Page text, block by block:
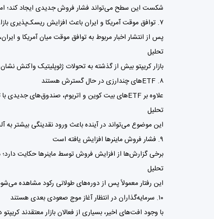
شکست این سطح می‌تواند فشار فروش جدیدی ایجاد کند؛
۷. توافق موقت آمریکا و ایران باعث افزایش ریسک‌پذیری بازارها شد
پس از انتشار اخبار مربوط به توافق موقت میان آمریکا و ایران، بیت کوین توانست تا نزدیکی
تحلیل
بازار کریپتو بیش از گذشته به تحولات ژئوپلیتیک واکنش
۸. ETFهای چندارزی در حال گسترش هستند
علاوه بر ETFهای بیت کوین و اتریوم، صندوق‌های جدیدی با تمرکز بر سبدی از ارزهای دیجیتال در حال جذب سرمایه هستند.
تحلیل
این موضوع می‌تواند در آینده باعث ورود نقدینگی بیشتر به
۹. فشار فروش ماینرها افزایش یافته است
برخی گزارش‌ها از افزایش فروش توسط ماینرها حکایت
تحلیل
این رفتار معمولاً پس از دوره‌های طولانی رکود مشاهده
۱۰. سرمایه‌گذاران در انتظار آغاز موج صعودی بعدی هستند
با وجود افت‌های اخیر، بسیاری از فعالان بازار معتقدند